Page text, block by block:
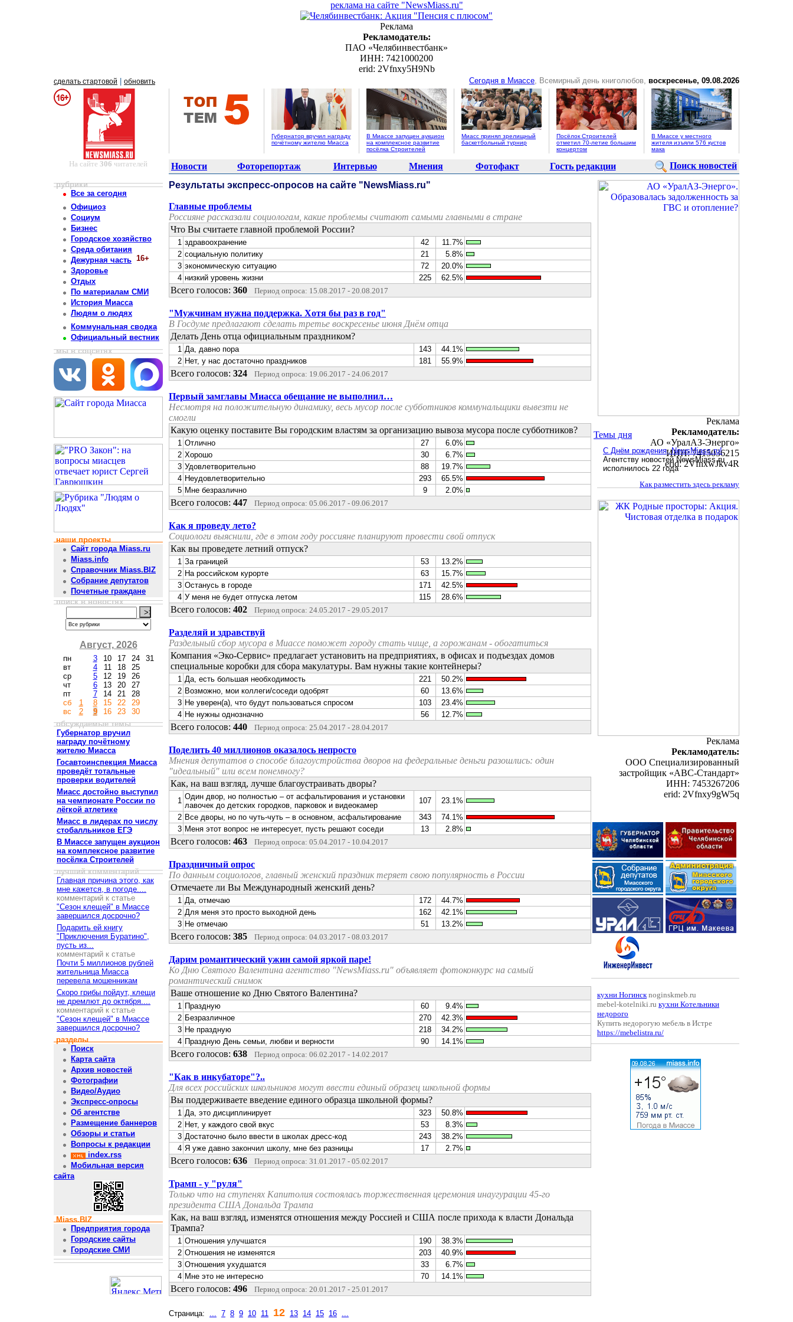
реклама на сайте "NewsMiass.ru"
Реклама
Рекламодатель:
ПАО «Челябинвестбанк»
ИНН: 7421000200
erid: 2Vfnxy5H9Nb
сделать стартовой обновить Сегодня в Миассе, Всемирный день книголюбов, воскресенье, 09.08.2026
Губернатор вручил награду
почётному жителю Миасса
В Миассе запущен аукцион
на комплексное развитие
посёлка Строителей
Миасс принял зрелищный
баскетбольный турнир
Посёлок Строителей
отметил 70-летие большим
концертом
В Миассе у местного
жителя изъяли 576 кустов
мака
На сайте 306 читателей Новости Фоторепортаж Интервью Мнения Фотофакт Гость редакции Поиск новостей
рубрики
Все за сегодня
Официоз
Социум
Бизнес
Городское хозяйство
Среда обитания
Дежурная часть 16+
Здоровье
Отдых
По материалам СМИ
История Миасса
Людям о людях
Коммунальная сводка
Официальный вестник
мы в соцсетях
наши проекты
Сайт города Miass.ru
Miass.info
Справочник Miass.BIZ
Собрание депутатов
Почетные граждане
поиск в новостях
Август, 2026
пн
вт
ср
чт
пт
сб
вс
1
2
3
4
5
6
7
8
9
10
11
12
13
14
15
16
17
18
19
20
21
22
23
24
25
26
27
28
29
30
31
обсуждаемые темы
Губернатор вручил
награду почётному
жителю Миасса
Госавтоинспекция Миасса
проведёт тотальные
проверки водителей
Миасс достойно выступил
на чемпионате России по
лёгкой атлетике
Миасс в лидерах по числу
стобалльников ЕГЭ
В Миассе запущен аукцион
на комплексное развитие
посёлка Строителей
лучший комментарий
Главная причина этого, как
мне кажется, в погоде....
комментарий к статье
"Сезон клещей" в Миассе
завершился досрочно?
Подарить ей книгу
"Приключения Буратино",
пусть из...
комментарий к статье
Почти 5 миллионов рублей
жительница Миасса
перевела мошенникам
Скоро грибы пойдут, клещи
не дремлют до октября....
комментарий к статье
"Сезон клещей" в Миассе
завершился досрочно?
разделы
Поиск
Карта сайта
Архив новостей
Фотографии
Видео/Аудио
Экспресс-опросы
Об агентстве
Размещение баннеров
Обзоры и статьи
Вопросы к редакции
index.rss
Мобильная версия
сайта
Miass.BIZ
Предприятия города
Городские сайты
Городские СМИ
Результаты экспресс-опросов на сайте "NewsMiass.ru"
Главные проблемы
Россияне рассказали социологам, какие проблемы считают самыми главными в стране
Что Вы считаете главной проблемой России?
1 здравоохранение 42
11.7%
2 социальную политику 21
5.8%
3 экономическую ситуацию 72
20.0%
4 низкий уровень жизни 225 62.5%
Всего голосов: 360 Период опроса: 15.08.2017 - 20.08.2017
"Мужчинам нужна поддержка. Хотя бы раз в год"
В Госдуме предлагают сделать третье воскресенье июня Днём отца
Делать День отца официальным праздником?
1 Да, давно пора 143
44.1%
2 Нет, у нас достаточно праздников 181 55.9%
Всего голосов: 324 Период опроса: 19.06.2017 - 24.06.2017
Первый замглавы Миасса обещание не выполнил…
Несмотря на положительную динамику, весь мусор после субботников коммунальщики вывезти не
смогли
Какую оценку поставите Вы городским властям за организацию вывоза мусора после субботников?
1 Отлично 27
6.0%
2 Хорошо 30
6.7%
3 Удовлетворительно 88
19.7%
4 Неудовлетворительно 293
65.5%
5 Мне безразлично 9 2.0%
Всего голосов: 447 Период опроса: 05.06.2017 - 09.06.2017
Как я проведу лето?
Социологи выяснили, где в этом году россияне планируют провести свой отпуск
Как вы проведете летний отпуск?
1 За границей 53
13.2%
2 На российском курорте 63
15.7%
3 Останусь в городе 171
42.5%
4 У меня не будет отпуска летом 115 28.6%
Всего голосов: 402 Период опроса: 24.05.2017 - 29.05.2017
Разделяй и здравствуй
Раздельный сбор мусора в Миассе поможет городу стать чище, а горожанам - обогатиться
Компания «Эко-Сервис» предлагает установить на предприятиях, в офисах и подъездах домов
специальные коробки для сбора макулатуры. Вам нужны такие контейнеры?
1 Да, есть большая необходимость 221
50.2%
2 Возможно, мои коллеги/соседи одобрят 60
13.6%
3 Не уверен(а), что будут пользоваться спросом 103
23.4%
4 Не нужны однозначно 56 12.7%
Всего голосов: 440 Период опроса: 25.04.2017 - 28.04.2017
Поделить 40 миллионов оказалось непросто
Мнения депутатов о способе благоустройства дворов на федеральные деньги разошлись: один
"идеальный" или всем понемногу?
Как, на ваш взгляд, лучше благоустраивать дворы?
1 Один двор, но полностью – от асфальтирования и установки
лавочек до детских городков, парковок и видеокамер
107
23.1%
2 Все дворы, но по чуть-чуть – в основном, асфальтирование 343
74.1%
3 Меня этот вопрос не интересует, пусть решают соседи 13 2.8%
Всего голосов: 463 Период опроса: 05.04.2017 - 10.04.2017
Праздничный опрос
По данным социологов, главный женский праздник теряет свою популярность в России
Отмечаете ли Вы Международный женский день?
1 Да, отмечаю 172
44.7%
2 Для меня это просто выходной день 162
42.1%
3 Не отмечаю 51 13.2%
Всего голосов: 385 Период опроса: 04.03.2017 - 08.03.2017
Дарим романтический ужин самой яркой паре!
Ко Дню Святого Валентина агентство "NewsMiass.ru" объявляет фотоконкурс на самый
романтический снимок
Ваше отношение ко Дню Святого Валентина?
1 Праздную 60
9.4%
2 Безразличное 270
42.3%
3 Не праздную 218
34.2%
4 Праздную День семьи, любви и верности 90 14.1%
Всего голосов: 638 Период опроса: 06.02.2017 - 14.02.2017
"Как в инкубаторе"?..
Для всех российских школьников могут ввести единый образец школьной формы
Вы поддерживаете введение единого образца школьной формы?
1 Да, это дисциплинирует 323
50.8%
2 Нет, у каждого свой вкус 53
8.3%
3 Достаточно было ввести в школах дресс-код 243
38.2%
4 Я уже давно закончил школу, мне без разницы 17 2.7%
Всего голосов: 636 Период опроса: 31.01.2017 - 05.02.2017
Трамп - у "руля"
Только что на ступенях Капитолия состоялась торжественная церемония инаугурации 45-го
президента США Дональда Трампа
Как, на ваш взгляд, изменятся отношения между Россией и США после прихода к власти Дональда
Трампа?
1 Отношения улучшатся 190
38.3%
2 Отношения не изменятся 203
40.9%
3 Отношения ухудшатся 33
6.7%
4 Мне это не интересно 70 14.1%
Всего голосов: 496 Период опроса: 20.01.2017 - 25.01.2017
Cтраница: ... 7 8 9 10 11 12 13 14 15 16 ...
Реклама
Рекламодатель:
АО «УралАЗ-Энерго»
ИНН: 7415036215
erid: 2VfnxwJkv4R
Как разместить здесь рекламу
Темы дня
С Днём рождения, NewsMiass.ru!
Агентству новостей NewsMiass.ru
исполнилось 22 года
Реклама
Рекламодатель:
ООО Специализированный
застройщик «АВС-Стандарт»
ИНН: 7453267206
erid: 2Vfnxy9gW5q
кухни Ногинскnoginskmeb.ru
mebel-kotelniki.ru кухни Котельники
недорого
Купить недорогую мебель в Истре
https://mebelistra.ru/